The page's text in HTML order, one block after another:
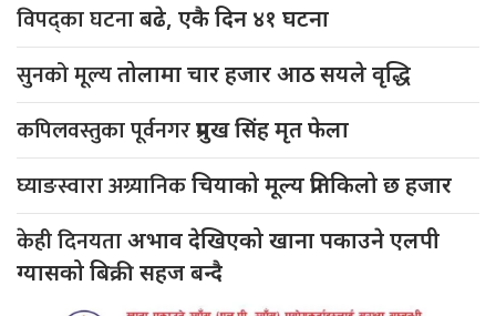
विपद्का घटनाबढे, एकै दिन ४१ घटना
सुनको मूल्यतोलामा चार हजार आठ सयले वृद्धि
कपिलवस्तुका पूर्वनगरप्रमुख सिंह मृत फेला
घ्याङस्वारा अग्र्यानिकचियाको मूल्य प्रतिकिलो छ हजार
केही दिनयताअभाव देखिएको खाना पकाउने एलपी
ग्यासको बिक्री सहज बन्दै